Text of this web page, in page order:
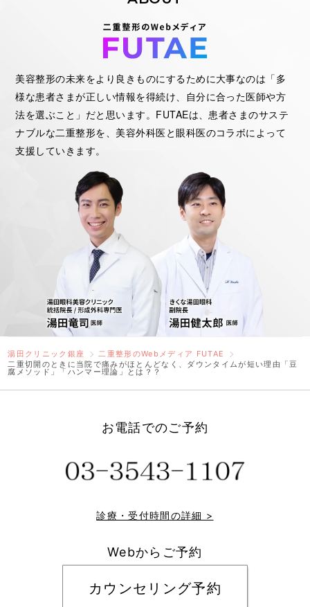
美容整形の未来をより良きものにするために大事なのは「多
様な患者さまが正しい情報を得続け、自分に合った医師や方
法を選ぶこと」だと思います。FUTAEは、患者さまのサステ
ナブルな二重整形を、美容外科医と眼科医のコラボによって
支援していきます。
湯田クリニック銀座
二重整形のWebメディア FUTAE
二重切開のときに当院で痛みがほとんどなく、ダウンタイムが短い理由「豆
腐メソッド」「ハンマー理論」とは？？
お電話でのご予約
診療・受付時間の詳細 >
Webからご予約
カウンセリング予約